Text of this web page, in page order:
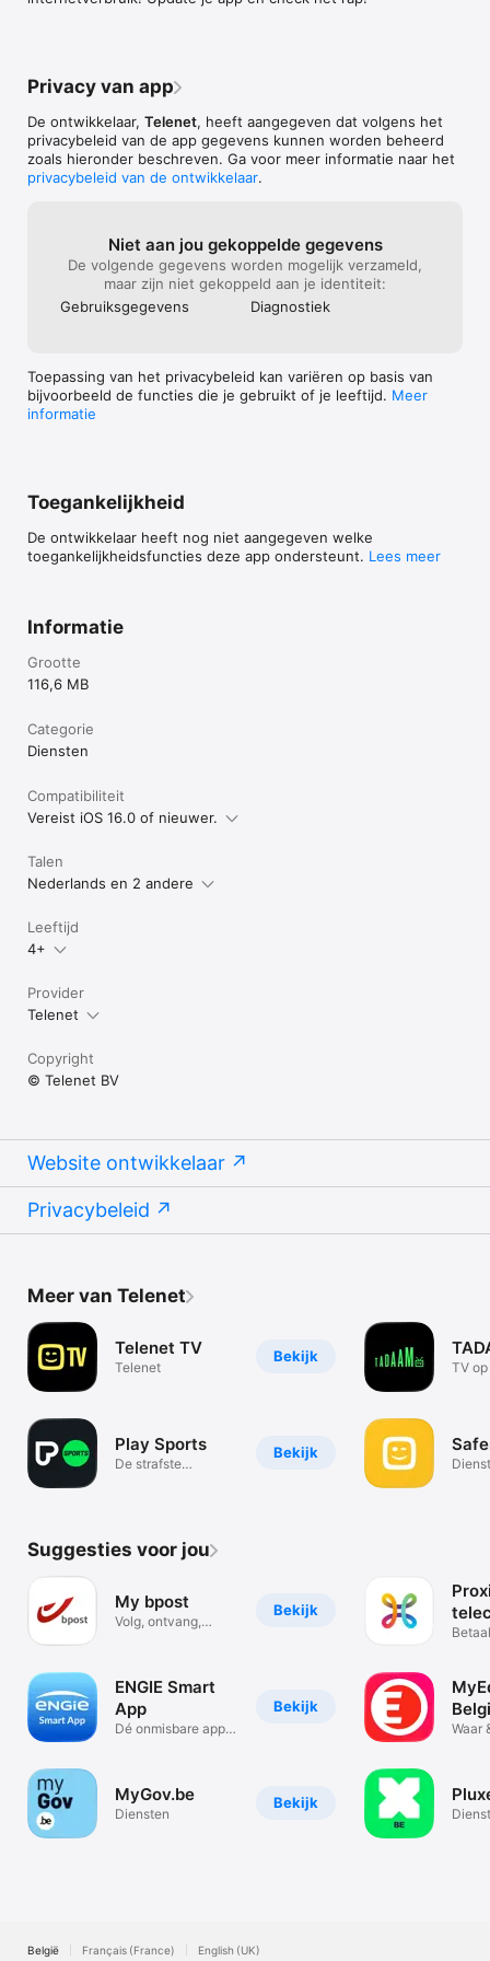
Heb je tips? Al je feedback maakt de app beter. Vertel ons
feite alle info die ook via mijn telenet te
er een storing is in de buurt of een
onderbreking kan plaatsvinden door
werken zoals de Netwerf zou nuttig zijn.
Een sectie met “vaakst gestelde vragen
oftewel FAQ” zou ook nuttig zijn.
Privacy van app
De ontwikkelaar, Telenet, heeft aangegeven dat volgens het
privacybeleid van de app gegevens kunnen worden beheerd
zoals hieronder beschreven. Ga voor meer informatie naar het
privacybeleid van de ontwikkelaar.
Niet aan jou gekoppelde gegevens
De volgende gegevens worden mogelijk verzameld,
maar zijn niet gekoppeld aan je identiteit:
Gebruiks­gegevens
Diagnostiek
Toepassing van het privacybeleid kan variëren op basis van
bijvoorbeeld de functies die je gebruikt of je leeftijd. Meer
informatie
Toegankelijkheid
De ontwikkelaar heeft nog niet aangegeven welke
toegankelijkheidsfuncties deze app ondersteunt. Lees meer
Informatie
Grootte
116,6 MB
Categorie
Diensten
Compatibiliteit
Vereist iOS 16.0 of nieuwer.
Talen
Nederlands en 2 andere
Leeftijd
4+
Provider
Telenet
Copyright
© Telenet BV
Website ontwikkelaar
Privacybeleid
Meer van Telenet
Bekijk
Telenet TV
Telenet
Bekijk
Play Sports
De strafste
TV
Suggesties voor jou
Bekijk
My bpost
Volg, ontvang,
Bekijk
ENGIE Smart
App
Dé onmisbare app
Bekijk
MyGov.be
Diensten
Waar
België Français (France) English (UK)